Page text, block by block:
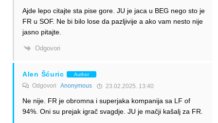
Ajde lepo citajte sta pise gore. JU je jaca u BEG nego sto je
FR u SOF. Ne bi bilo lose da pazljivije a ako vam nesto nije
jasno pitajte.
Odgovori
Alen Šćuric Author
Odgovori Anonymous 23.02.2025. 13:40
Ne nije. FR je obromna i superjaka kompanija sa LF of
94%. Oni su prejak igrač svagdje. JU je mačji kašalj za FR.